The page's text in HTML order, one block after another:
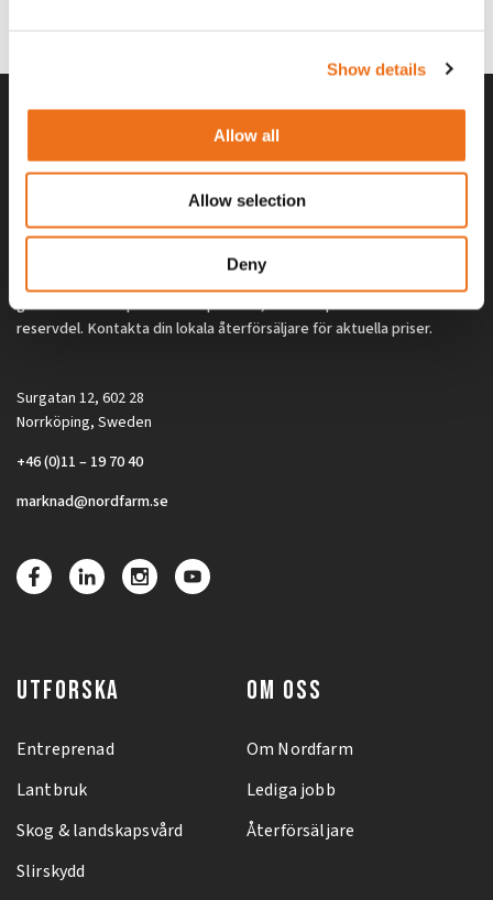
Show details
Allow all
Allow selection
Deny
Alla priser på tillbehör och tillval gäller vid köp av ny maskin. Priserna
gäller inte vid köp av enskild produkt, till exempel
reservdel. Kontakta din lokala återförsäljare för aktuella priser.
Surgatan 12, 602 28
Norrköping, Sweden
+46 (0)11 – 19 70 40
marknad@nordfarm.se
UTFORSKA
Entreprenad
Lantbruk
Skog & landskapsvård
Slirskydd
OM OSS
Om Nordfarm
Lediga jobb
Återförsäljare